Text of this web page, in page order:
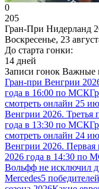
0
205
Гран-При Нидерланд
Воскресенье, 23
До старта гонки:
14 дней
Записи гонок Важные
Гран-при Венгрии
года в 16:00 по МСК
смотреть онлайн 25
Венгрии 2026. Третья
года в 13:30 по МСК
смотреть онлайн 24
Венгрии 2026. Первая
2026 года в 14:30 по
Вольфф не исключил
Mercedes5